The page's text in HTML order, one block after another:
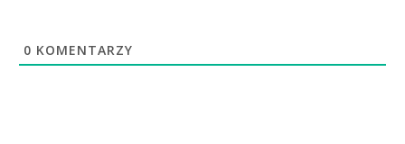
0 KOMENTARZY